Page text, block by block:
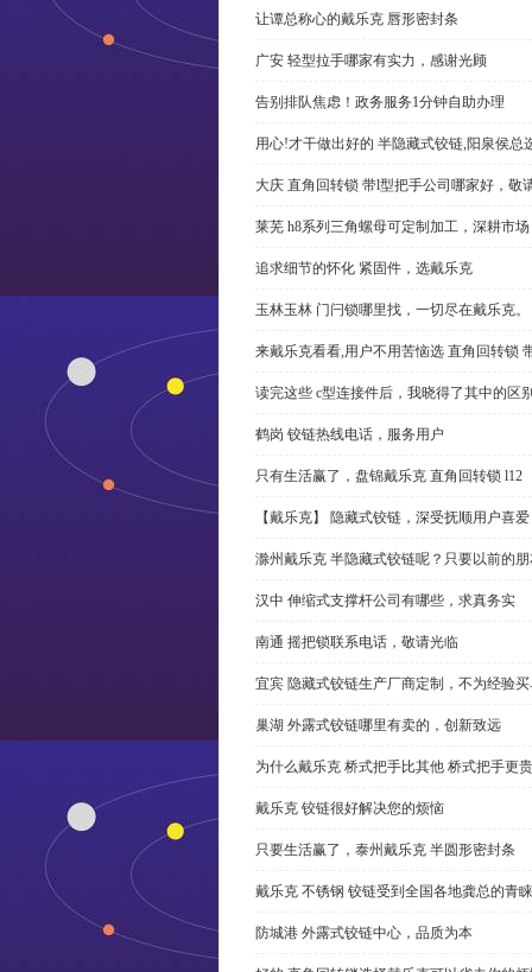
让谭总称心的戴乐克 唇形密封条
广安 轻型拉手哪家有实力，感谢光顾
告别排队焦虑！政务服务1分钟自助办理
用心!才干做出好的 半隐藏式铰链,阳泉侯总
大庆 直角回转锁 带l型把手公司哪家好，敬
莱芜 h8系列三角螺母可定制加工，深耕市场
追求细节的怀化 紧固件，选戴乐克
玉林玉林 门闩锁哪里找，一切尽在戴乐克。
来戴乐克看看,用户不用苦恼选 直角回转锁
读完这些 c型连接件后，我晓得了其中的区
鹤岗 铰链热线电话，服务用户
只有生活赢了，盘锦戴乐克 直角回转锁 l12
【戴乐克】 隐藏式铰链，深受抚顺用户喜
滁州戴乐克 半隐藏式铰链呢？只要以前的
汉中 伸缩式支撑杆公司有哪些，求真务实
南通 摇把锁联系电话，敬请光临
宜宾 隐藏式铰链生产厂商定制，不为经验
巢湖 外露式铰链哪里有卖的，创新致远
为什么戴乐克 桥式把手比其他 桥式把手更
戴乐克 铰链很好解决您的烦恼
只要生活赢了，泰州戴乐克 半圆形密封条
戴乐克 不锈钢 铰链受到全国各地龚总的青睐
防城港 外露式铰链中心，品质为本